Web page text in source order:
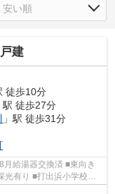
建
徒歩10分
駅 徒歩27分
」駅 徒歩31分
月給湯器交換済 ■東向き
光有り ■打出浜小学校徒